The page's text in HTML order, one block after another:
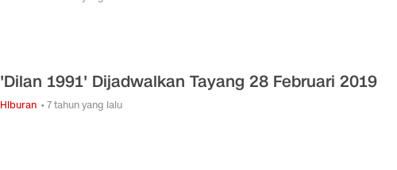
'Dilan 1991' Dijadwalkan Tayang 28 Februari 2019
Hiburan • 7 tahun yang lalu